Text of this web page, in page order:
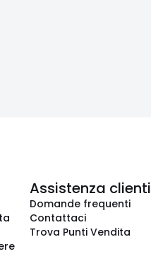
Assistenza clienti
Domande frequenti
Contattaci
Trova Punti Vendita